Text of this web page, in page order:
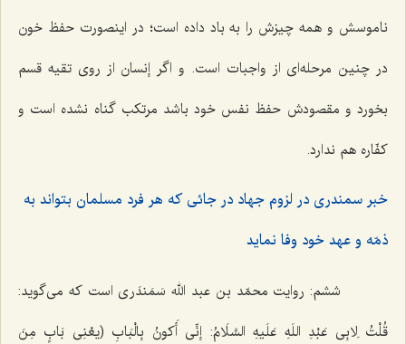
ناموسش و همه چیزش را به باد داده است؛ در اینصورت حفظ خون
در چنین مرحله‌اى از واجبات است. و اگر إنسان از روى تقیه قسم
بخورد و مقصودش حفظ نفس خود باشد مرتكب گناه نشده است و
كفّاره هم ندارد.
خبر سمندرى در لزوم جهاد در جائى كه هر فرد مسلمان بتواند به
ذمّه و عهد خود وفا نماید
ششم: روایت محمّد بن عبد الله سَمَندَرى است كه مى‌گوید:
قُلْتُ لِابِى عَبْدِ اللَهِ عَلَیهِ السَّلَامُ: إنِّى أَکونُ بِالْبَابِ (یعْنِى بَابٍ مِنَ